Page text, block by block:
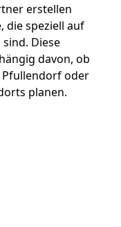
erstellen
die speziell auf
Diese
davon, ob
Pfullendorf oder
planen.